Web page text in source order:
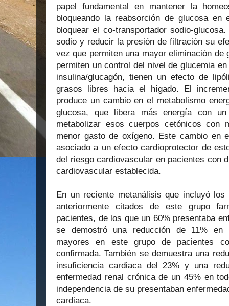
papel fundamental en mantener la
bloqueando la reabsorción de glucosa
bloquear el co-transportador sodio-
sodio y reducir la presión de filtración su
vez que permiten una mayor eliminación de
permiten un control del nivel de glucemia
insulina/glucagón, tienen un efecto de
grasos libres hacia el hígado. El
produce un cambio en el metabolismo
glucosa, que libera más energía con
metabolizar esos cuerpos cetónicos con
menor gasto de oxígeno. Este cambio en
asociado a un efecto cardioprotector de
del riesgo cardiovascular en pacientes con
cardiovascular establecida.
En un reciente metanálisis que incluyó
anteriormente citados de este grupo
pacientes, de los que un 60% presentaba
se demostró una reducción de 11% en
mayores en este grupo de pacientes
confirmada. También se demuestra una
insuficiencia cardiaca del 23% y una
enfermedad renal crónica de un 45% en
independencia de su presentaban
cardiaca.